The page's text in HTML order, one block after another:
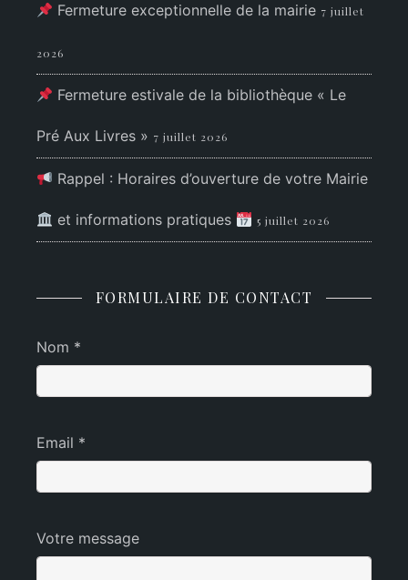
Fermeture exceptionnelle de la mairie 7 juillet
2026
Fermeture estivale de la bibliothèque « Le
Pré Aux Livres » 7 juillet 2026
Rappel : Horaires d’ouverture de votre Mairie
et informations pratiques 5 juillet 2026
FORMULAIRE DE CONTACT
Nom *
Email *
Votre message